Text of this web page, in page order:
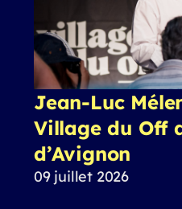
Jean-Luc
Village du Off
d’Avignon
09 juillet 2026